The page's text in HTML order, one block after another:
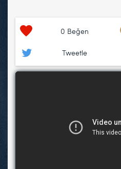
0 Beğen
Tweetle